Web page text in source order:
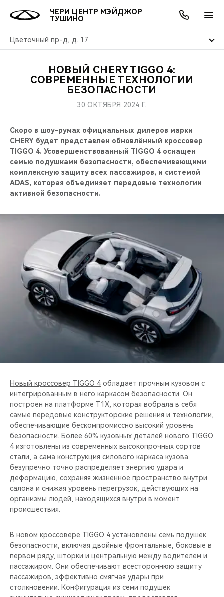
ЧЕРИ ЦЕНТР МЭЙДЖОР
ТУШИНО
Цветочный пр-д, д. 17
МОДЕЛИ
КРОССОВЕРЫ
СЕДАНЫ
НОВИНКИ
ПОКУПАТЕЛЯМ
ВЛАДЕЛЬЦАМ
ПОДДЕРЖКА
CHERY CONNECT
МИР CHERY
CHERY В СОЦСЕТЯХ
ЛЮДИ CHERY
CHERY И СПОРТ
НАШИ МЕРОПРИЯТИЯ
ВИДЕООБЗОРЫ
CHERY ДЛЯ ДЕТЕЙ
АКЦИИ
ОНЛАЙН СЕРВИСЫ
О КОМПАНИИ
НОВЫЙ CHERY TIGGO 4:
СОВРЕМЕННЫЕ ТЕХНОЛОГИИ
БЕЗОПАСНОСТИ
30 ОКТЯБРЯ 2024 Г.
Скоро в шоу-румах официальных дилеров марки
CHERY будет представлен обновлённый кроссовер
TIGGO 4. Усовершенствованный TIGGO 4 оснащен
семью подушками безопасности, обеспечивающими
комплексную защиту всех пассажиров, и системой
ADAS, которая объединяет передовые технологии
активной безопасности.
Новый кроссовер TIGGO 4 обладает прочным кузовом с
интегрированным в него каркасом безопасности. Он
построен на платформе T1X, которая вобрала в себя
самые передовые конструкторские решения и технологии,
обеспечивающие бескомпромиссно высокий уровень
безопасности. Более 60% кузовных деталей нового TIGGO
4 изготовлены из современных высокопрочных сортов
стали, а сама конструкция силового каркаса кузова
безупречно точно распределяет энергию удара и
деформацию, сохраняя жизненное пространство внутри
салона и снижая уровень перегрузок, действующих на
организмы людей, находящихся внутри в момент
происшествия.
В новом кроссовере TIGGO 4 установлены семь подушек
безопасности, включая двойные фронтальные, боковые в
первом ряду, шторки и центральную между водителем и
пассажиром. Они обеспечивают всестороннюю защиту
пассажиров, эффективно смягчая удары при
столкновении. Конфигурация из семи подушек